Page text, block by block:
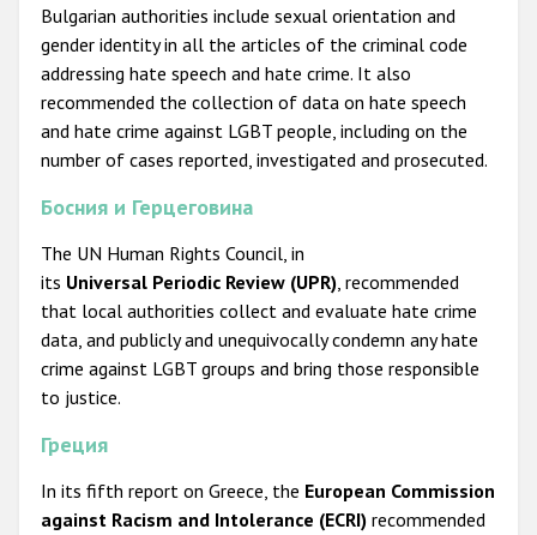
Bulgarian authorities include sexual orientation and
gender identity in all the articles of the criminal code
addressing hate speech and hate crime. It also
recommended the collection of data on hate speech
and hate crime against LGBT people, including on the
number of cases reported, investigated and prosecuted.
Босния и Герцеговина
The UN Human Rights Council, in
its Universal Periodic Review (UPR),​ recommended
that local authorities collect and evaluate hate crime
data, and publicly and unequivocally condemn any hate
crime against LGBT groups and bring those responsible
to justice.
Греция
In its fifth report on Greece, the European Commission
against Racism and Intolerance (ECRI) recommended